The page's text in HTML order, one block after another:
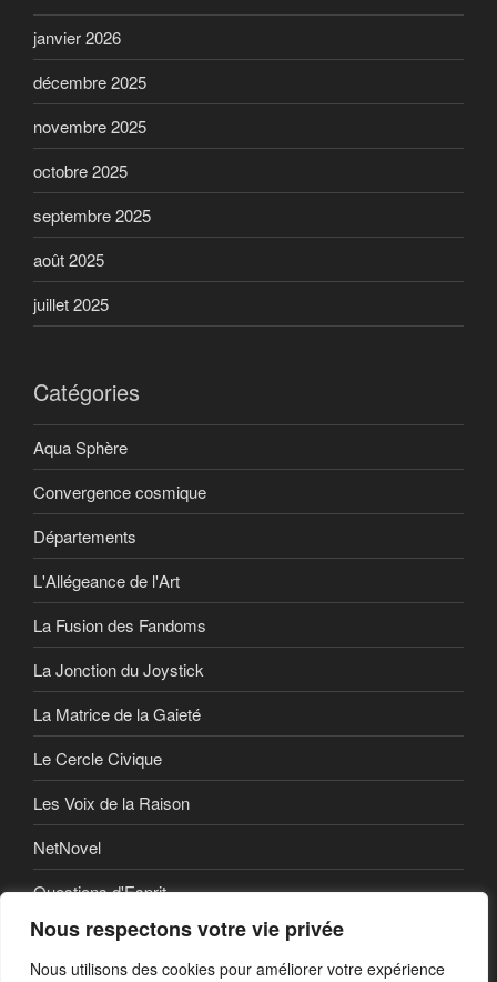
Nous respectons votre vie privée
Nous utilisons des cookies pour améliorer votre expérience
janvier 2026
décembre 2025
novembre 2025
octobre 2025
septembre 2025
août 2025
juillet 2025
Catégories
Aqua Sphère
Convergence cosmique
Départements
L'Allégeance de l'Art
La Fusion des Fandoms
La Jonction du Joystick
La Matrice de la Gaieté
Le Cercle Civique
Les Voix de la Raison
NetNovel
Questions d'Esprit
Série